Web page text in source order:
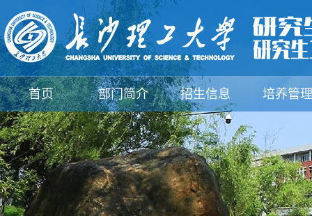
首页 部门简介 招生信息 培养管理
支部建设 规章制度 下载中心 新闻动态